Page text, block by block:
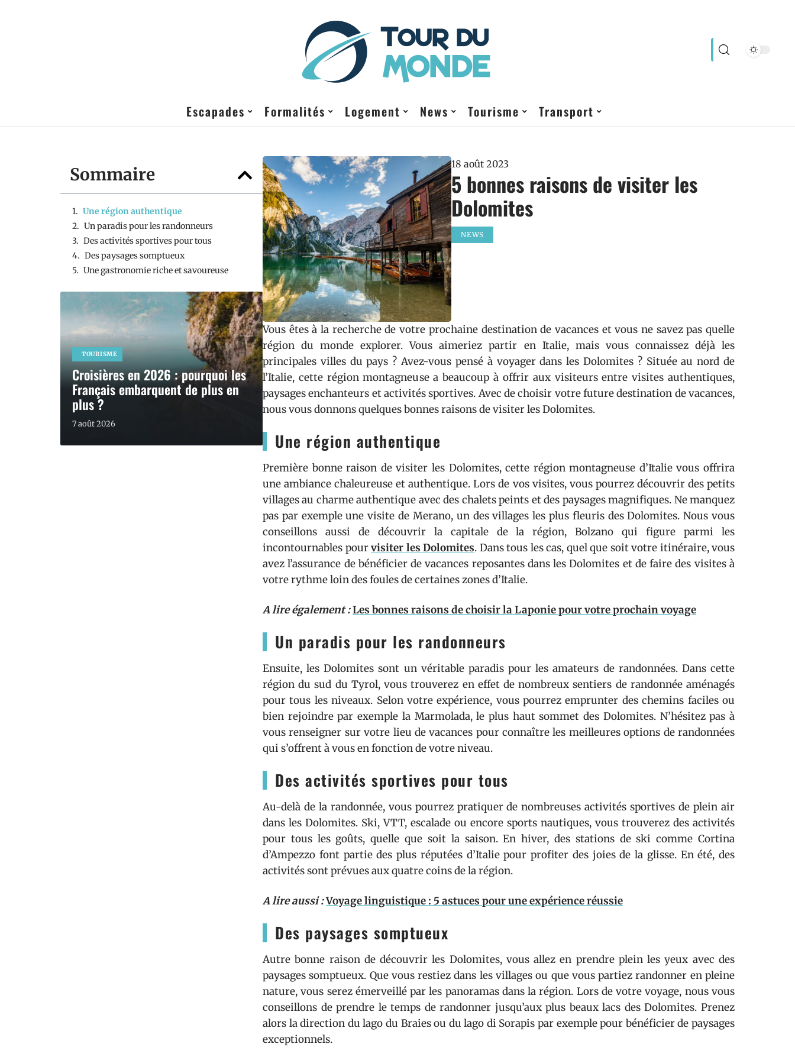
Escapades Formalités Logement News Tourisme Transport
Sommaire
Une région authentique
Un paradis pour les randonneurs
Des activités sportives pour tous
Des paysages somptueux
Une gastronomie riche et savoureuse
TOURISME
Croisières en 2026 : pourquoi les
Français embarquent de plus en
plus ?
7 août 2026
18 août 2023
5 bonnes raisons de visiter les
Dolomites
NEWS
Vous êtes à la recherche de votre prochaine destination de vacances et vous ne savez pas quelle
région du monde explorer. Vous aimeriez partir en Italie, mais vous connaissez déjà les
principales villes du pays ? Avez-vous pensé à voyager dans les Dolomites ? Située au nord de
l’Italie, cette région montagneuse a beaucoup à offrir aux visiteurs entre visites authentiques,
paysages enchanteurs et activités sportives. Avec de choisir votre future destination de vacances,
nous vous donnons quelques bonnes raisons de visiter les Dolomites.
Une région authentique
Première bonne raison de visiter les Dolomites, cette région montagneuse d’Italie vous offrira
une ambiance chaleureuse et authentique. Lors de vos visites, vous pourrez découvrir des petits
villages au charme authentique avec des chalets peints et des paysages magnifiques. Ne manquez
pas par exemple une visite de Merano, un des villages les plus fleuris des Dolomites. Nous vous
conseillons aussi de découvrir la capitale de la région, Bolzano qui figure parmi les
incontournables pourvisiter les Dolomites. Dans tous les cas, quel que soit votre itinéraire, vous
avez l’assurance de bénéficier de vacances reposantes dans les Dolomites et de faire des visites à
votre rythme loin des foules de certaines zones d’Italie.
A lire également :Les bonnes raisons de choisir la Laponie pour votre prochain voyage
Un paradis pour les randonneurs
Ensuite, les Dolomites sont un véritable paradis pour les amateurs de randonnées. Dans cette
région du sud du Tyrol, vous trouverez en effet de nombreux sentiers de randonnée aménagés
pour tous les niveaux. Selon votre expérience, vous pourrez emprunter des chemins faciles ou
bien rejoindre par exemple la Marmolada, le plus haut sommet des Dolomites. N’hésitez pas à
vous renseigner sur votre lieu de vacances pour connaître les meilleures options de randonnées
qui s’offrent à vous en fonction de votre niveau.
Des activités sportives pour tous
Au-delà de la randonnée, vous pourrez pratiquer de nombreuses activités sportives de plein air
dans les Dolomites. Ski, VTT, escalade ou encore sports nautiques, vous trouverez des activités
pour tous les goûts, quelle que soit la saison. En hiver, des stations de ski comme Cortina
d’Ampezzo font partie des plus réputées d’Italie pour profiter des joies de la glisse. En été, des
activités sont prévues aux quatre coins de la région.
A lire aussi :Voyage linguistique : 5 astuces pour une expérience réussie
Des paysages somptueux
Autre bonne raison de découvrir les Dolomites, vous allez en prendre plein les yeux avec des
paysages somptueux. Que vous restiez dans les villages ou que vous partiez randonner en pleine
nature, vous serez émerveillé par les panoramas dans la région. Lors de votre voyage, nous vous
conseillons de prendre le temps de randonner jusqu’aux plus beaux lacs des Dolomites. Prenez
alors la direction du lago du Braies ou du lago di Sorapis par exemple pour bénéficier de paysages
exceptionnels.